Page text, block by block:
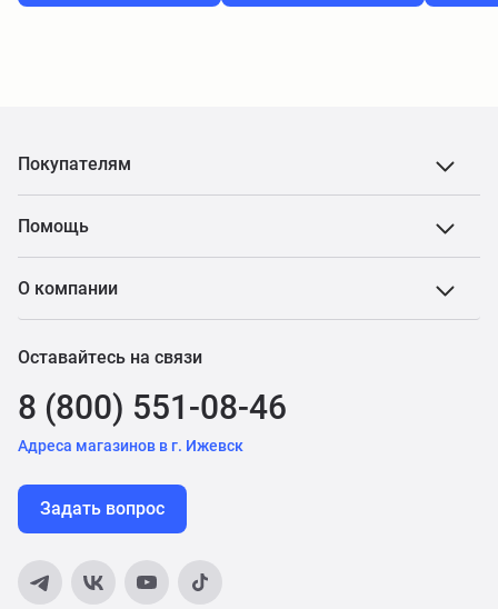
Покупателям
Помощь
О компании
Оставайтесь на связи
8 (800) 551-08-46
Адреса магазинов в г. Ижевск
Задать вопрос